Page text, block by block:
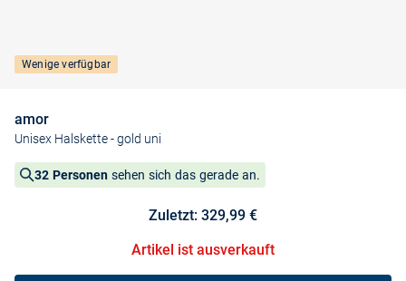
Wenige verfügbar
amor
Unisex Halskette- gold uni
32 Personen sehen sich das gerade an.
Zuletzt: 329,99 €
Artikel ist ausverkauft